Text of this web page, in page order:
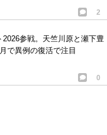
2
参戦。天竺川原と瀬下豊
で異例の復活で注目
0